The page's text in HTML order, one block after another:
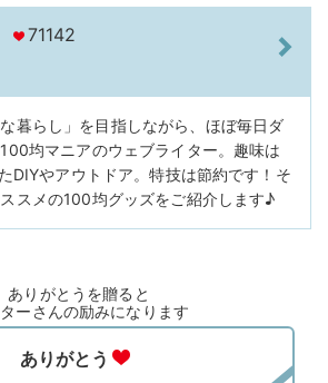
71142
な暮らし」を目指しながら、ほぼ毎日ダ
均マニアのウェブライター。趣味は
DIYやアウトドア。特技は節約です！そ
スメの100均グッズをご紹介します♪
ありがとうを贈ると
ーさんの励みになります